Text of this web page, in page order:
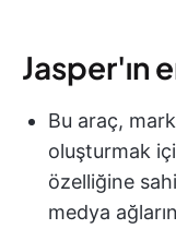
Jasper'ın
Bu araç,
oluşturmak
özelliğine
medya